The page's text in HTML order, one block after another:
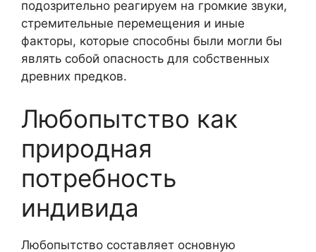
подозрительно реагируем на громкие звуки,
стремительные перемещения и иные
факторы, которые способны были могли бы
являть собой опасность для собственных
древних предков.
Любопытство как
природная
потребность
индивида
Любопытство составляет основную